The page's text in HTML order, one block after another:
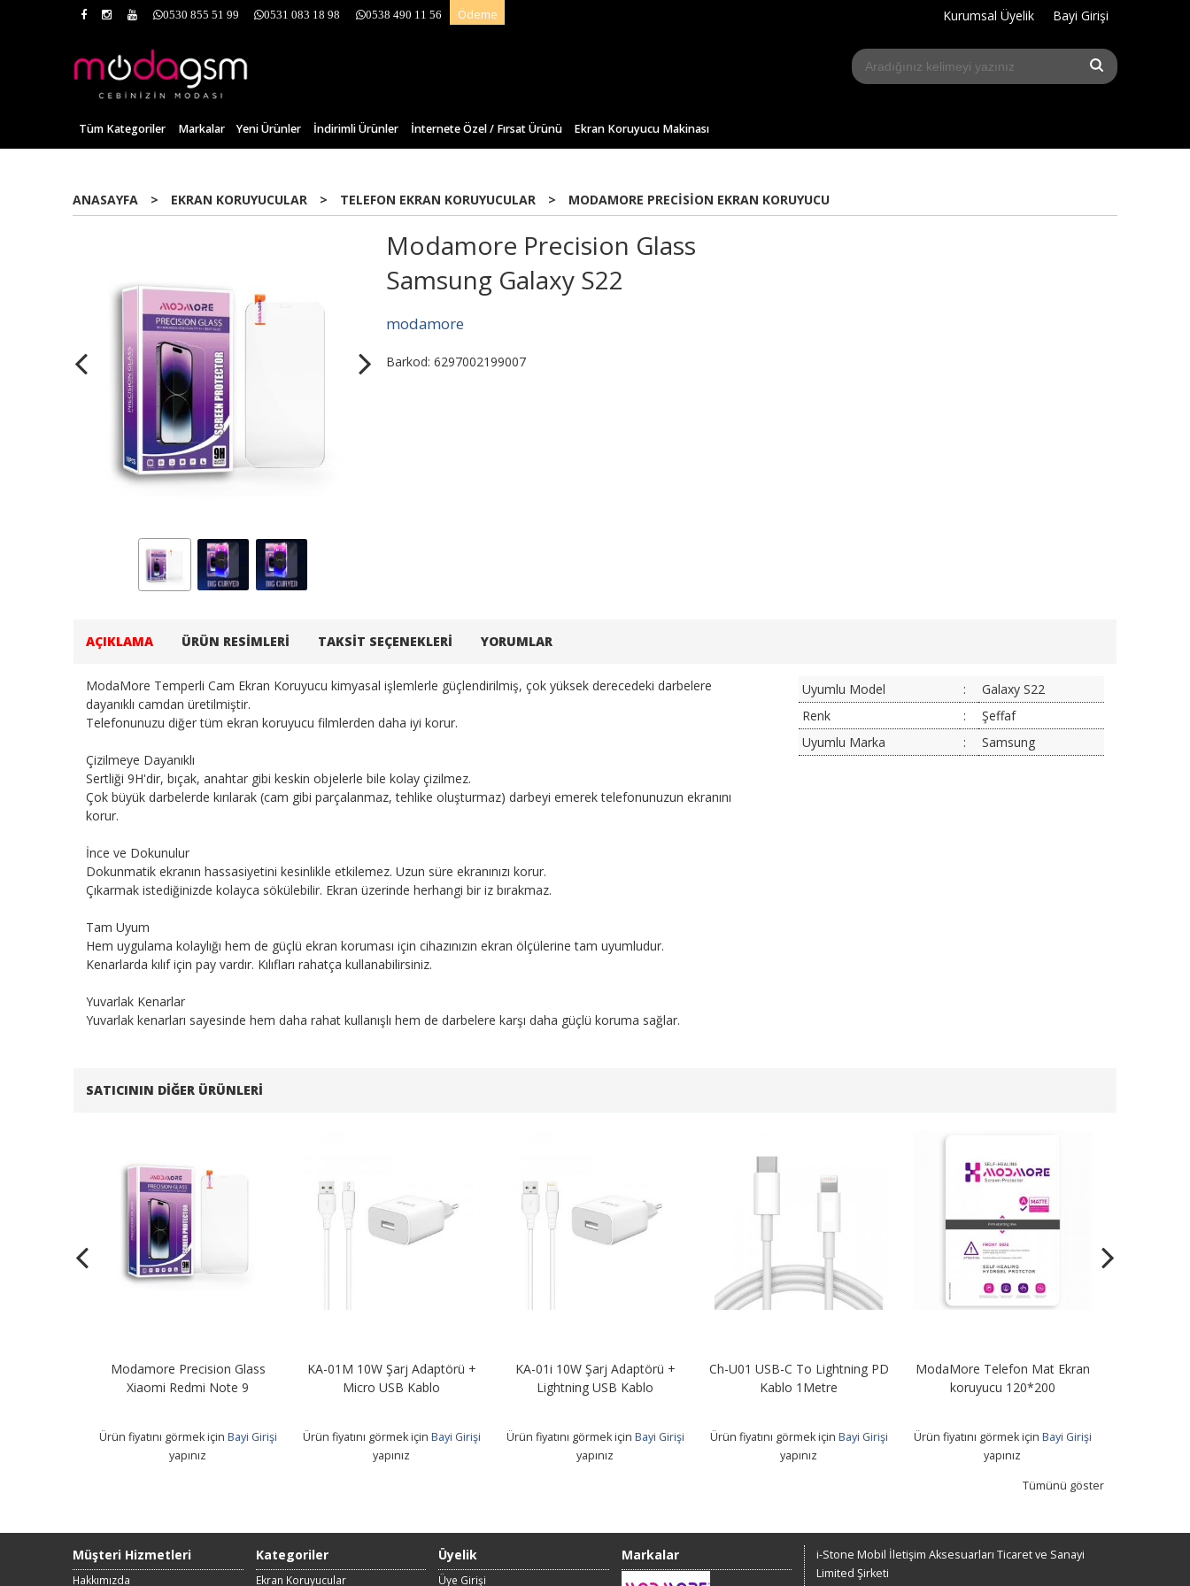
0530 855 51 99 0531 083 18 98 0538 490 11 56 Ödeme Kurumsal Üyelik Bayi Girişi
Tüm Kategoriler Markalar Yeni Ürünler İndirimli Ürünler İnternete Özel / Fırsat Ürünü Ekran Koruyucu Makinası
ANASAYFA > EKRAN KORUYUCULAR > TELEFON EKRAN KORUYUCULAR > MODAMORE PRECISION EKRAN KORUYUCU
Modamore Precision Glass
Samsung Galaxy S22
modamore
Barkod: 6297002199007
AÇIKLAMA ÜRÜN RESIMLERI TAKSIT SEÇENEKLERI YORUMLAR
ModaMore Temperli Cam Ekran Koruyucu kimyasal işlemlerle güçlendirilmiş, çok yüksek derecedeki darbelere
dayanıklı camdan üretilmiştir.
Telefonunuzu diğer tüm ekran koruyucu filmlerden daha iyi korur.
Çizilmeye Dayanıklı
Sertliği 9H'dir, bıçak, anahtar gibi keskin objelerle bile kolay çizilmez.
Çok büyük darbelerde kırılarak (cam gibi parçalanmaz, tehlike oluşturmaz) darbeyi emerek telefonunuzun ekranını
korur.
İnce ve Dokunulur
Dokunmatik ekranın hassasiyetini kesinlikle etkilemez. Uzun süre ekranınızı korur.
Çıkarmak istediğinizde kolayca sökülebilir. Ekran üzerinde herhangi bir iz bırakmaz.
Tam Uyum
Hem uygulama kolaylığı hem de güçlü ekran koruması için cihazınızın ekran ölçülerine tam uyumludur.
Kenarlarda kılıf için pay vardır. Kılıfları rahatça kullanabilirsiniz.
Yuvarlak Kenarlar
Yuvarlak kenarları sayesinde hem daha rahat kullanışlı hem de darbelere karşı daha güçlü koruma sağlar.
Uyumlu Model :
Galaxy S22
Renk
:
Şeffaf
Uyumlu Marka
: Samsung
SATICININ DIĞER ÜRÜNLERI
Modamore Precision Glass
Xiaomi Redmi Note 9
Ürün fiyatını görmek için Bayi Girişi
yapınız
KA-01M 10W Şarj Adaptörü +
Micro USB Kablo
Ürün fiyatını görmek için Bayi Girişi
yapınız
KA-01i 10W Şarj Adaptörü +
Lightning USB Kablo
Ürün fiyatını görmek için Bayi Girişi
yapınız
Ch-U01 USB-C To Lightning PD
Kablo 1Metre
Ürün fiyatını görmek için Bayi Girişi
yapınız
ModaMore Telefon Mat Ekran
koruyucu 120*200
Ürün fiyatını görmek için Bayi Girişi
yapınız
Tümünü göster
Müşteri Hizmetleri
Hakkımızda
Kategoriler
Ekran Koruyucular
Üyelik
Üye Girişi
Markalar
i-Stone Mobil İletişim Aksesuarları Ticaret ve Sanayi
Limited Şirketi